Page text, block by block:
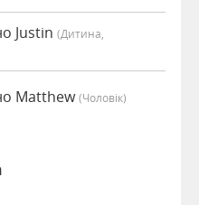
Justin (дитина,
Matthew(чоловік)